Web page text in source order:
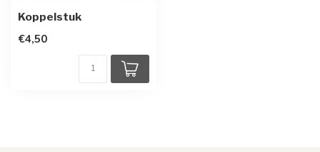
Koppelstuk
€4,50